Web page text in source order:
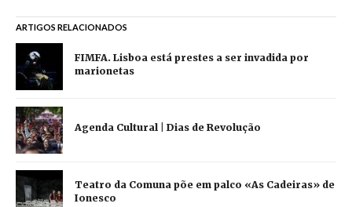
ARTIGOS RELACIONADOS
FIMFA. Lisboa está prestes a ser invadida por
marionetas
Agenda Cultural | Dias de Revolução
Teatro da Comuna põe em palco «As Cadeiras» de
Ionesco